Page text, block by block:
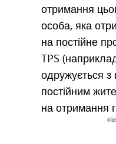
отримання
особа, яка
на постійне
TPS
одружується
постійним
на отримання